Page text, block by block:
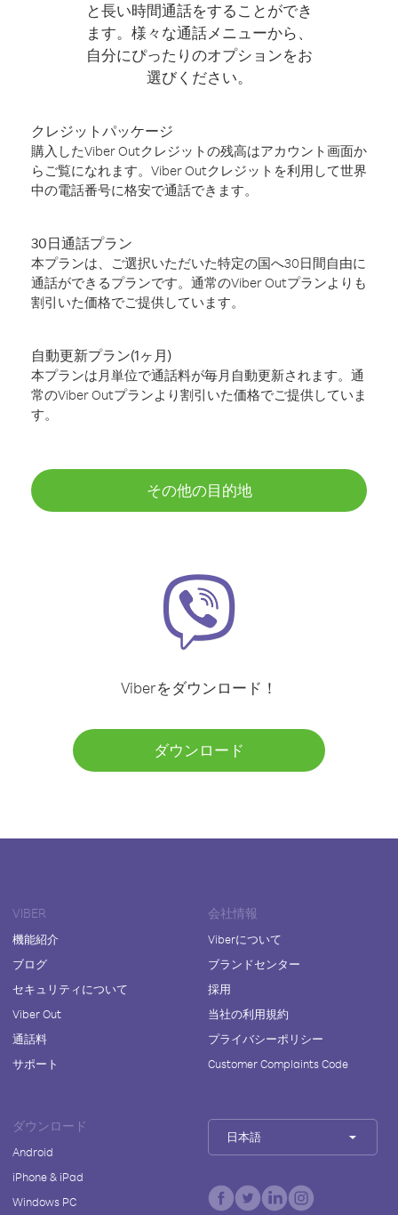
と長い時間通話をすることができ
ます。様々な通話メニューから、
自分にぴったりのオプションをお
選びください。
クレジットパッケージ
購入したViber Outクレジットの残高はアカウント画面か
らご覧になれます。Viber Outクレジットを利用して世界
中の電話番号に格安で通話できます。
30日通話プラン
本プランは、ご選択いただいた特定の国へ30日間自由に
通話ができるプランです。通常のViber Outプランよりも
割引いた価格でご提供しています。
自動更新プラン(1ヶ月)
本プランは月単位で通話料が毎月自動更新されます。通
常のViber Outプランより割引いた価格でご提供していま
す。
その他の目的地
Viberをダウンロード！
ダウンロード
VIBER
機能紹介
ブログ
セキュリティについて
Viber Out
通話料
サポート
会社情報
Viberについて
ブランドセンター
採用
当社の利用規約
プライバシーポリシー
Customer Complaints Code
ダウンロード
Android
iPhone & iPad
Windows PC
日本語